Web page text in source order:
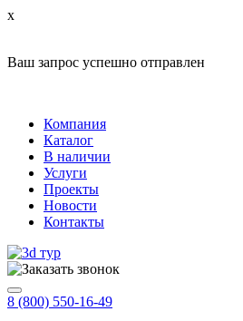
x
Ваш запрос успешно отправлен
Компания
Каталог
В наличии
Услуги
Проекты
Новости
Контакты
8 (800) 550-16-49